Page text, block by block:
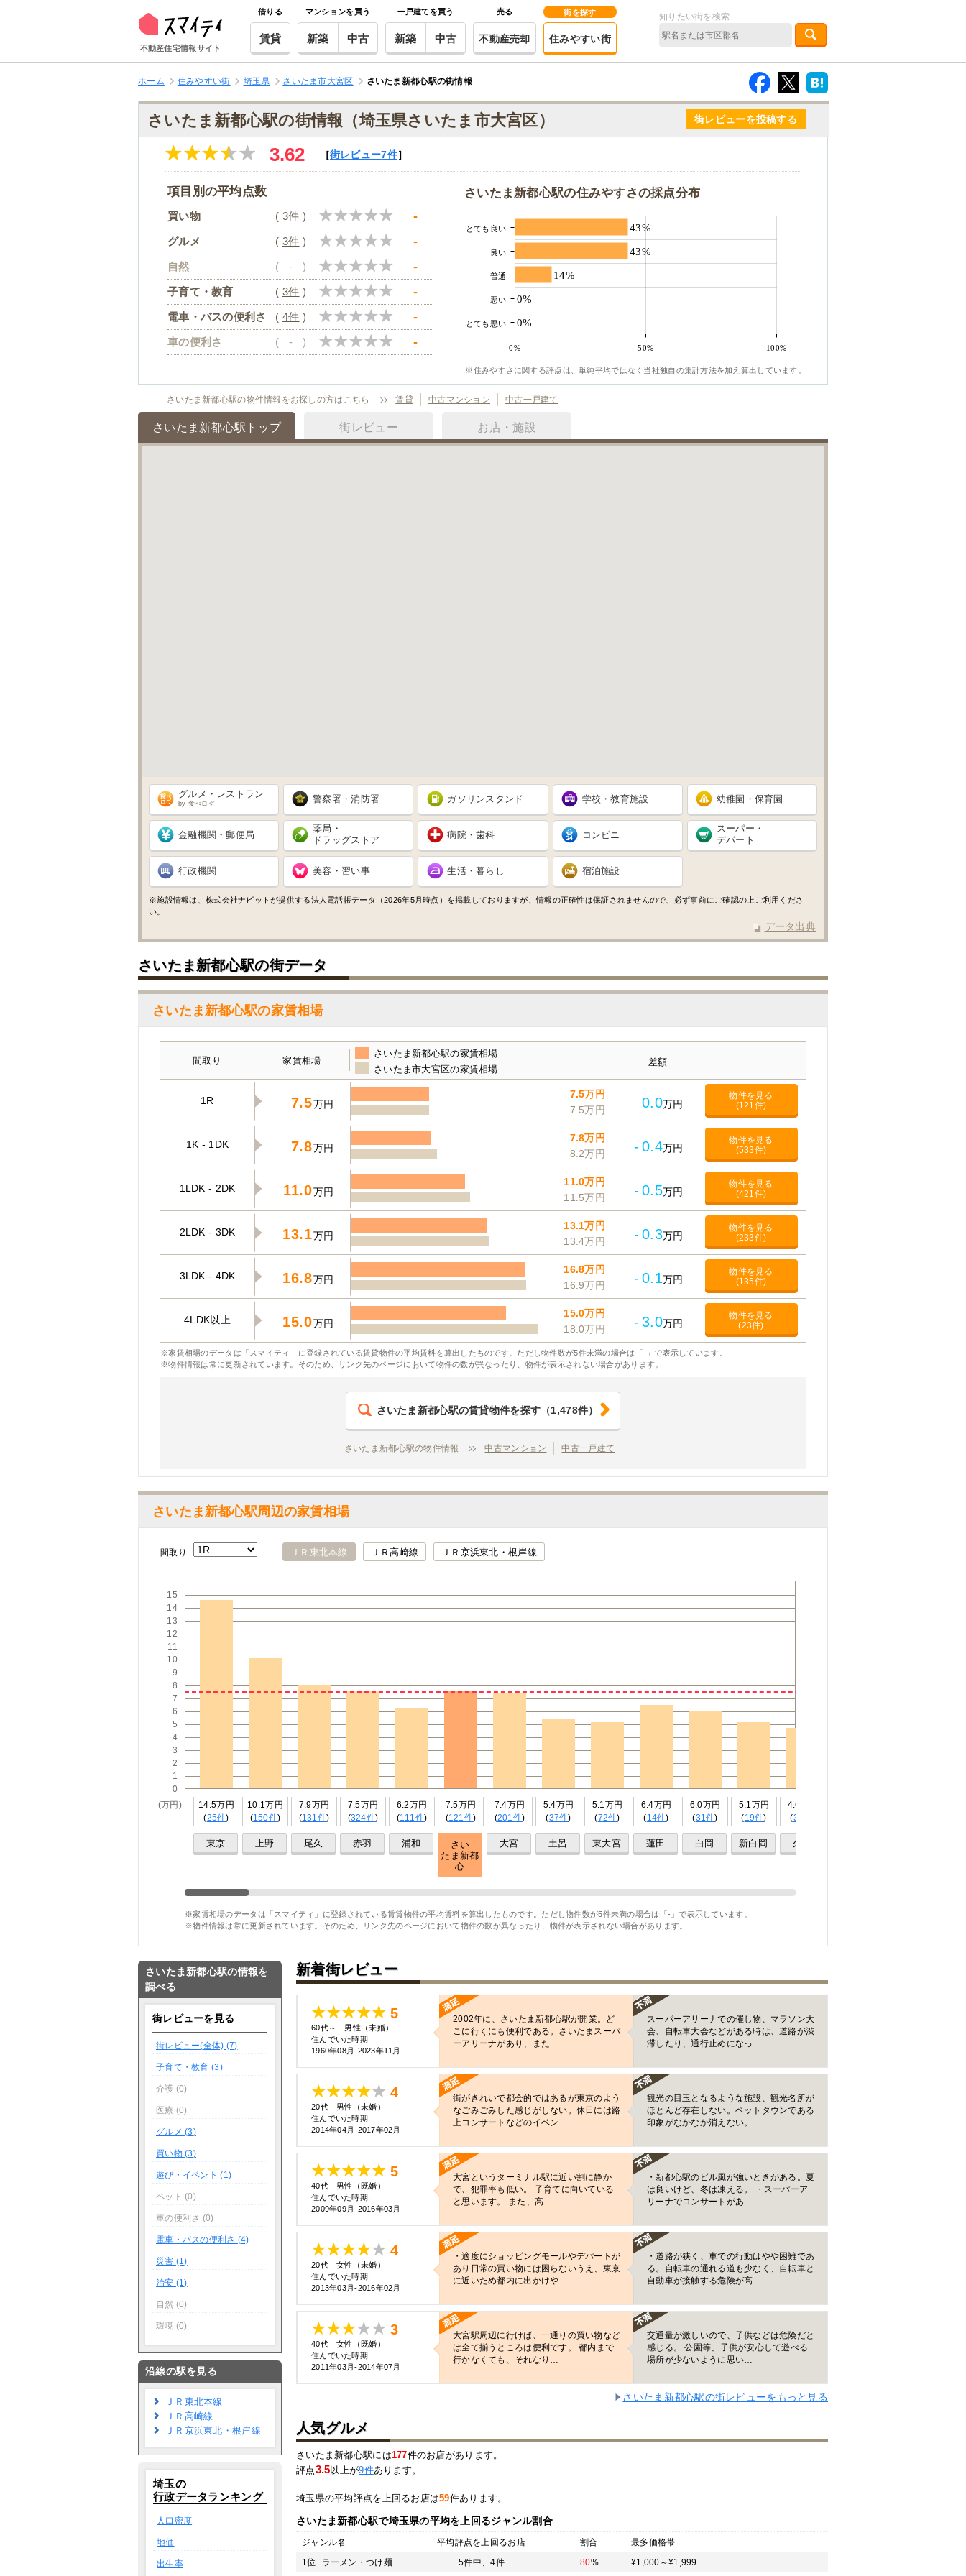
不動産住宅情報サイト
借りる
賃貸
マンションを買う
新築 中古
一戸建てを買う
新築 中古
売る
不動産売却
街を探す
住みやすい街
知りたい街を検索
ホーム 住みやすい街 埼玉県 さいたま市大宮区 さいたま新都心駅の街情報
さいたま新都心駅の街情報（埼玉県さいたま市大宮区） 街レビューを投稿する
3.62 ［街レビュー7件］
項目別の平均点数
買い物 ( 3件 ) -
グルメ ( 3件 ) -
自然 ( - ) -
子育て・教育 ( 3件 ) -
電車・バスの便利さ ( 4件 ) -
車の便利さ ( - ) -
さいたま新都心駅の住みやすさの採点分布
43%
43%
14%
0%
0%
とても良い
良い
普通
悪い
とても悪い
0% 50% 100%
※住みやすさに関する評点は、単純平均ではなく当社独自の集計方法を加え算出しています。
さいたま新都心駅の物件情報をお探しの方はこちら 賃貸 中古マンション 中古一戸建て
さいたま新都心駅トップ 街レビュー お店・施設
グルメ・レストラン
by 食べログ 警察署・消防署 ガソリンスタンド 学校・教育施設 幼稚園・保育園
金融機関・郵便局
薬局・
ドラッグストア
病院・歯科 コンビニ
スーパー・
デパート
行政機関 美容・習い事 生活・暮らし 宿泊施設
※施設情報は、株式会社ナビットが提供する法人電話帳データ（2026年5月時点）を掲載しておりますが、情報の正確性は保証されませんので、必ず事前にご確認の上ご利用くださ
い。
データ出典
さいたま新都心駅の街データ
さいたま新都心駅の家賃相場
間取り 家賃相場
さいたま新都心駅の家賃相場
さいたま市大宮区の家賃相場
差額
1R 7.5万円
7.5万円
7.5万円
0.0万円
物件を見る
(121件)
1K - 1DK 7.8万円
7.8万円
8.2万円
-0.4万円
物件を見る
(533件)
1LDK - 2DK 11.0万円
11.0万円
11.5万円
-0.5万円
物件を見る
(421件)
2LDK - 3DK 13.1万円
13.1万円
13.4万円
-0.3万円
物件を見る
(233件)
3LDK - 4DK 16.8万円
16.8万円
16.9万円
-0.1万円
物件を見る
(135件)
4LDK以上 15.0万円
15.0万円
18.0万円
-3.0万円
物件を見る
(23件)
※家賃相場のデータは「スマイティ」に登録されている賃貸物件の平均賃料を算出したものです。ただし物件数が5件未満の場合は「-」で表示しています。
※物件情報は常に更新されています。そのため、リンク先のページにおいて物件の数が異なったり、物件が表示されない場合があります。
さいたま新都心駅の賃貸物件を探す （1,478件）
さいたま新都心駅の物件情報 中古マンション 中古一戸建て
さいたま新都心駅周辺の家賃相場
間取り ＪＲ東北本線 ＪＲ高崎線 ＪＲ京浜東北・根岸線
15
14
13
12
11
10
9
8
7
6
5
4
3
2
1
0
(万円)
14.5万円
(25件)
東京
10.1万円
(150件)
上野
7.9万円
(131件)
尾久
7.5万円
(324件)
赤羽
6.2万円
(111件)
浦和
7.5万円
(121件)
さい
たま新都
心
7.4万円
(201件)
大宮
5.4万円
(37件)
土呂
5.1万円
(72件)
東大宮
6.4万円
(14件)
蓮田
6.0万円
(31件)
白岡
5.1万円
(19件)
新白岡
4.6万円
(33件
久喜
※家賃相場のデータは「スマイティ」に登録されている賃貸物件の平均賃料を算出したものです。ただし物件数が5件未満の場合は「-」で表示しています。
※物件情報は常に更新されています。そのため、リンク先のページにおいて物件の数が異なったり、物件が表示されない場合があります。
さいたま新都心駅の情報を
調べる
街レビューを見る
街レビュー(全体) (7)
子育て・教育 (3)
介護 (0)
医療 (0)
グルメ (3)
買い物 (3)
遊び・イベント (1)
ペット (0)
車の便利さ (0)
電車・バスの便利さ (4)
災害 (1)
治安 (1)
自然 (0)
環境 (0)
沿線の駅を見る
ＪＲ東北本線
ＪＲ高崎線
ＪＲ京浜東北・根岸線
埼玉の
行政データランキング
人口密度
地価
出生率
新着街レビュー
5
60代～ 男性（未婚）
住んでいた時期:
1960年08月-2023年11月
2002年に、さいたま新都心駅が開業。ど
こに行くにも便利である。さいたまスーパ
ーアリーナがあり、また…
スーパーアリーナでの催し物、マラソン大
会、自転車大会などがある時は、道路が渋
滞したり、通行止めになっ…
4
20代 男性（未婚）
住んでいた時期:
2014年04月-2017年02月
街がきれいで都会的ではあるが東京のよう
なごみごみした感じがしない。休日には路
上コンサートなどのイベン…
観光の目玉となるような施設、観光名所が
ほとんど存在しない。ベットタウンである
印象がなかなか消えない。
5
40代 男性（既婚）
住んでいた時期:
2009年09月-2016年03月
大宮というターミナル駅に近い割に静か
で、犯罪率も低い。 子育てに向いている
と思います。 また、高…
・新都心駅のビル風が強いときがある。夏
は良いけど、冬は凍える。 ・スーパーア
リーナでコンサートがあ…
4
20代 女性（未婚）
住んでいた時期:
2013年03月-2016年02月
・適度にショッピングモールやデパートが
あり日常の買い物には困らないうえ、東京
に近いため都内に出かけや…
・道路が狭く、車での行動はやや困難であ
る。自転車の通れる道も少なく、自転車と
自動車が接触する危険が高…
3
40代 女性（既婚）
住んでいた時期:
2011年03月-2014年07月
大宮駅周辺に行けば、一通りの買い物など
は全て揃うところは便利です。 都内まで
行かなくても、それなり…
交通量が激しいので、子供などは危険だと
感じる。 公園等、子供が安心して遊べる
場所が少ないように思い…
さいたま新都心駅の街レビューをもっと見る
人気グルメ
さいたま新都心駅には177件のお店があります。
評点3.5以上が9件あります。
埼玉県の平均評点を上回るお店は59件あります。
さいたま新都心駅で埼玉県の平均を上回るジャンル割合
ジャンル名 平均評点を上回るお店 割合
最多価格帯
1位
ラーメン・つけ麺 5件中、4件 80% ¥1,000～¥1,999